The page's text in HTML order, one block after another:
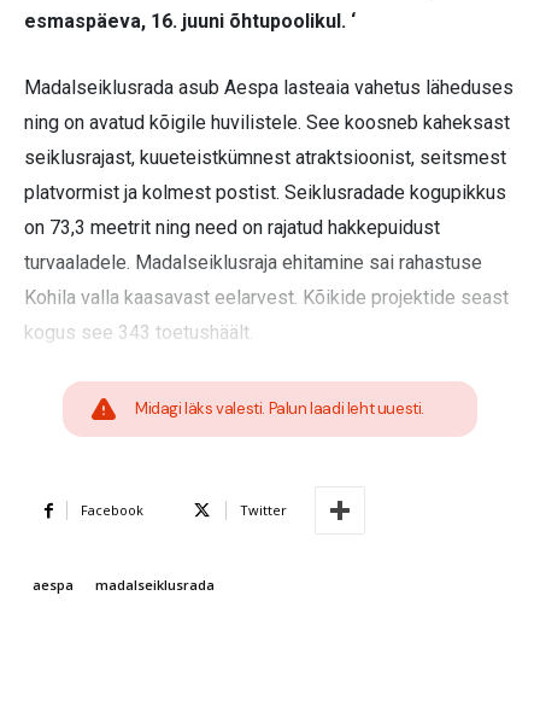
esmaspäeva, 16. juuni õhtupoolikul. ‘
Madalseiklusrada asub Aespa lasteaia vahetus läheduses
ning on avatud kõigile huvilistele. See koosneb kaheksast
seiklusrajast, kuueteistkümnest atraktsioonist, seitsmest
platvormist ja kolmest postist. Seiklusradade kogupikkus
on 73,3 meetrit ning need on rajatud hakkepuidust
turvaaladele. Madalseiklusraja ehitamine sai rahastuse
Kohila valla kaasavast eelarvest. Kõikide projektide seast
kogus see 343 toetushäält.
Midagi läks valesti. Palun laadi leht uuesti.
Facebook Twitter
aespa madalseiklusrada